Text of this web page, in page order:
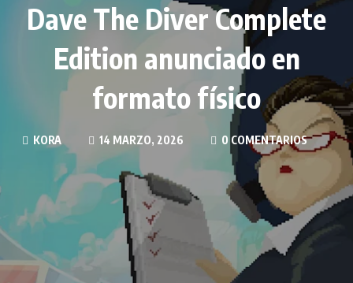
Dave The Diver Complete
Edition anunciado en
formato físico
KORA 14 MARZO, 2026 0 COMENTARIOS